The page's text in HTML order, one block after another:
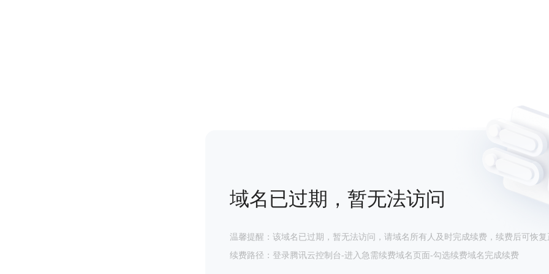
域名已过期，暂无法访问
温馨提醒：该域名已过期，暂无法访问，请域名所有人及时完成续费，续费后可恢复
续费路径：登录腾讯云控制台-进入急需续费域名页面-勾选续费域名完成续费